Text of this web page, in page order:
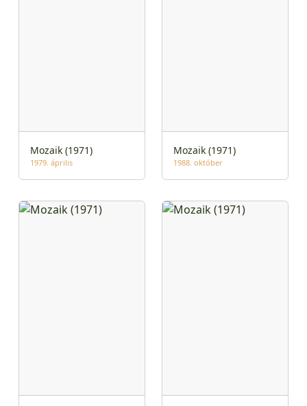
Mozaik (1971)
1979. április
Mozaik (1971)
1988. október